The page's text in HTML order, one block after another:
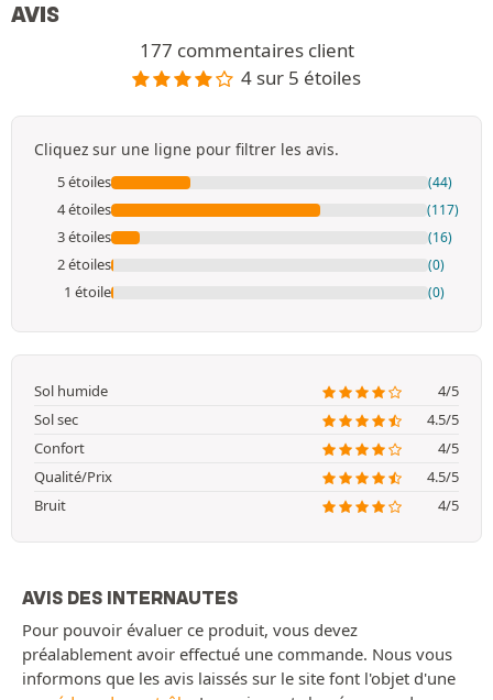
AVIS
177 commentaires client
4 sur 5 étoiles
Cliquez sur une ligne pour filtrer les avis.
5 étoiles (44)
4 étoiles (117)
3 étoiles (16)
2 étoiles (0)
1 étoile (0)
Sol humide
4/5
Sol sec
4.5/5
Confort
4/5
Qualité/Prix
4.5/5
Bruit
4/5
AVIS DES INTERNAUTES
Pour pouvoir évaluer ce produit, vous devez
préalablement avoir effectué une commande. Nous vous
informons que les avis laissés sur le site font l'objet d'une